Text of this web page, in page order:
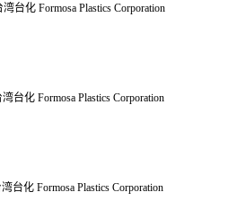
台化 Formosa Plastics Corporation
台化 Formosa Plastics Corporation
台化 Formosa Plastics Corporation